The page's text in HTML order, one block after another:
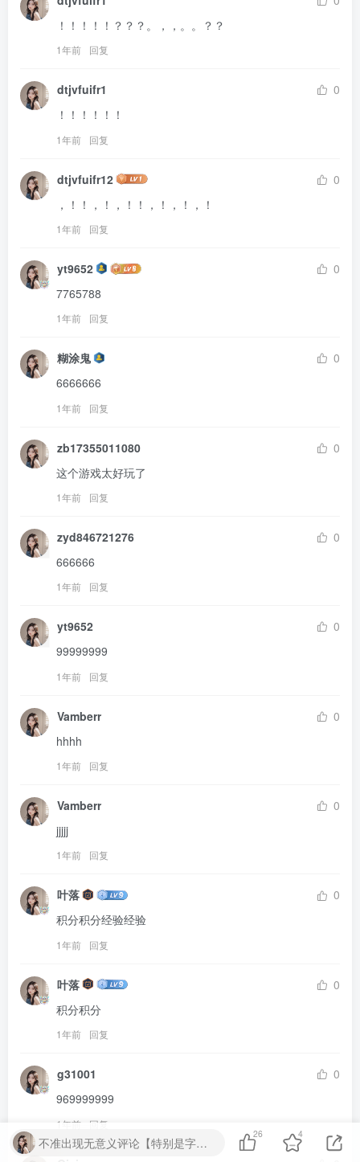
！！！！！？？？。，，。。？？
1年前 回复
dtjvfuifr1
0
！！！！！！
1年前 回复
dtjvfuifr12
0
，！！，！，！！，！，！，！
1年前 回复
yt9652
0
7765788
1年前 回复
糊涂鬼
0
6666666
1年前 回复
zb17355011080
0
这个游戏太好玩了
1年前 回复
zyd846721276
0
666666
1年前 回复
yt9652
0
99999999
1年前 回复
Vamberr
0
hhhh
1年前 回复
Vamberr
0
jjjjj
1年前 回复
叶落
0
积分积分经验经验
1年前 回复
叶落
0
积分积分
1年前 回复
g31001
0
969999999
1年前 回复
不准出现无意义评论【特别是字母数字】严重封号处理
26 4